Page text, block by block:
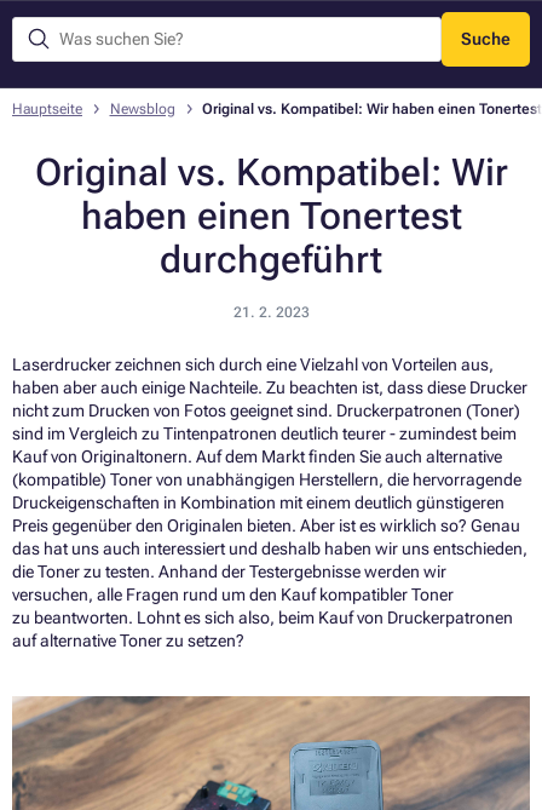
Suche
Menü
Hauptseite Newsblog Original vs. Kompatibel: Wir haben einen
Original vs. Kompatibel: Wir
haben einen Tonertest
durchgeführt
21. 2. 2023
Laserdrucker zeichnen sich durch eine Vielzahl von Vorteilen aus,
haben aber auch einige Nachteile. Zu beachten ist, dass diese Drucker
nicht zum Drucken von Fotos geeignet sind. Druckerpatronen (Toner)
sind im Vergleich zu Tintenpatronen deutlich teurer - zumindest beim
Kauf von Originaltonern. Auf dem Markt finden Sie auch alternative
(kompatible) Toner von unabhängigen Herstellern, die hervorragende
Druckeigenschaften in Kombination mit einem deutlich günstigeren
Preis gegenüber den Originalen bieten. Aber ist es wirklich so? Genau
das hat uns auch interessiert und deshalb haben wir uns entschieden,
die Toner zu testen. Anhand der Testergebnisse werden wir
versuchen, alle Fragen rund um den Kauf kompatibler Toner
zu beantworten. Lohnt es sich also, beim Kauf von Druckerpatronen
auf alternative Toner zu setzen?